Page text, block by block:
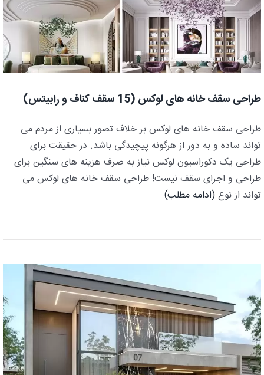
طراحی سقف خانه های لوکس (15 سقف کناف و رابیتس)
طراحی سقف خانه های لوکس بر خلاف تصور بسیاری از مردم می
تواند ساده و به دور از هرگونه پیچیدگی باشد. در حقیقت برای
طراحی یک دکوراسیون لوکس نیاز به صرف هزینه های سنگین برای
طراحی و اجرای سقف نیست! طراحی سقف خانه های لوکس می
تواند از نوع(ادامه مطلب)